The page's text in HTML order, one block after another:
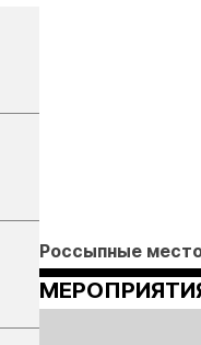
Россыпные